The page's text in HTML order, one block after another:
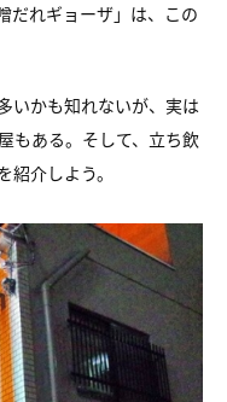
だれギョーザ」は、この
いかも知れないが、実は
もある。そして、立ち飲
介しよう。